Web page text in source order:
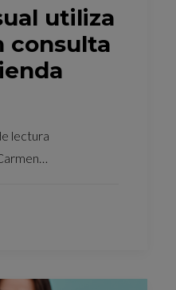
utiliza
consulta
lectura